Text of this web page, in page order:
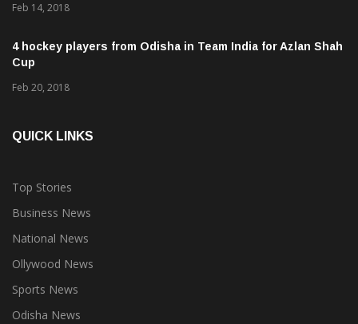
Feb 14, 2018
4 hockey players from Odisha in Team India for Azlan Shah
Cup
Feb 20, 2018
QUICK LINKS
Top Stories
Business News
National News
Ollywood News
Sports News
Odisha News